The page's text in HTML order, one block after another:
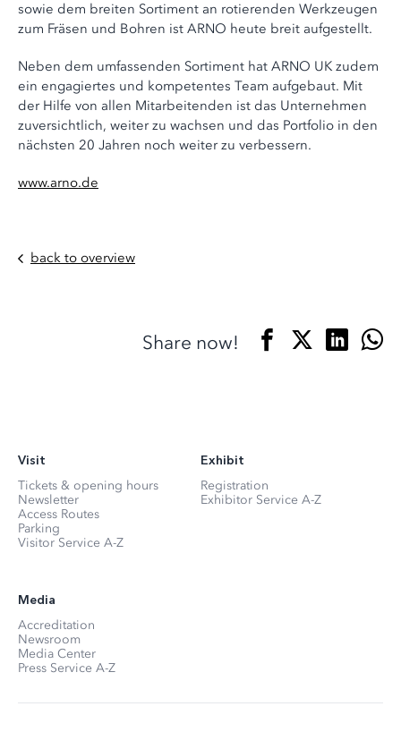
sowie dem breiten Sortiment an rotierenden Werkzeugen
zum Fräsen und Bohren ist ARNO heute breit aufgestellt.
Neben dem umfassenden Sortiment hat ARNO UK zudem
ein engagiertes und kompetentes Team aufgebaut. Mit
der Hilfe von allen Mitarbeitenden ist das Unternehmen
zuversichtlich, weiter zu wachsen und das Portfolio in den
nächsten 20 Jahren noch weiter zu verbessern.
www.arno.de
back to overview
Share now!
Visit
Tickets & opening hours
Newsletter
Access Routes
Parking
Visitor Service A-Z
Exhibit
Registration
Exhibitor Service A-Z
Media
Accreditation
Newsroom
Media Center
Press Service A-Z